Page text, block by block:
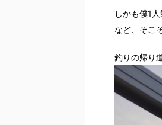
しかも僕1
など、そこ
釣りの帰り